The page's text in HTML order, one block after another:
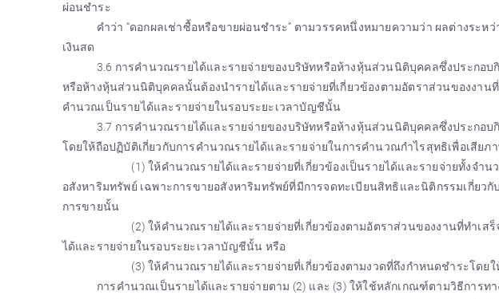
ผ่อนชำระ
คำว่า “ดอกผลเช่าซื้อหรือขายผ่อนชำระ” ตามวรรคหนึ่งหมายความว่า ผลต่างระ
เงินสด
3.6 การคำนวณรายได้และรายจ่ายของบริษัทหรือห้างหุ้นส่วนนิติบุคคลซึ่งประกอ
หรือห้างหุ้นส่วนนิติบุคคลนั้นต้องนำรายได้และรายจ่ายที่เกี่ยวข้องตามอัตราส่วนของงาน
คำนวณเป็นรายได้และรายจ่ายในรอบระยะเวลาบัญชีนั้น
3.7 การคำนวณรายได้และรายจ่ายของบริษัทหรือห้างหุ้นส่วนนิติบุคคลซึ่งประกอ
โดยให้ถือปฏิบัติเกี่ยวกับการคำนวณรายได้และรายจ่ายในการคำนวณกำไรสุทธิเพื่อเสียภ
(1) ให้คำนวณรายได้และรายจ่ายที่เกี่ยวข้องเป็นรายได้และรายจ่ายทั้งจำ
อสังหาริมทรัพย์ เฉพาะการขายอสังหาริมทรัพย์ที่มีการจดทะเบียนสิทธิและนิติกรรมเกี่ยว
การขายนั้น
(2) ให้คำนวณรายได้และรายจ่ายที่เกี่ยวข้องตามอัตราส่วนของงานที่ทำเ
ได้และรายจ่ายในรอบระยะเวลาบัญชีนั้น หรือ
(3) ให้คำนวณรายได้และรายจ่ายที่เกี่ยวข้องตามงวดที่ถึงกำหนดชำระโด
การคำนวณเป็นรายได้และรายจ่ายตาม (2) และ (3) ให้ใช้หลักเกณฑ์ตามวิธีการท